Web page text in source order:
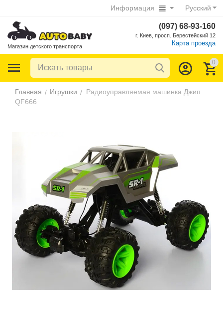
Русский
Информация
Магазин детского транспорта
(097) 68-93-160
г. Киев, просп. Берестейский 12
Карта проезда
0
Главная / Игрушки / Радиоуправляемая машинка Джип
QF666